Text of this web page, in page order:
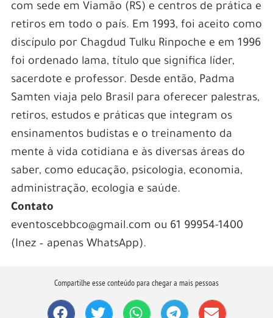
com sede em Viamão (RS) e centros de prática e
retiros em todo o país. Em 1993, foi aceito como
discípulo por Chagdud Tulku Rinpoche e em 1996
foi ordenado lama, título que significa líder,
sacerdote e professor. Desde então, Padma
Samten viaja pelo Brasil para oferecer palestras,
retiros, estudos e práticas que integram os
ensinamentos budistas e o treinamento da
mente à vida cotidiana e às diversas áreas do
saber, como educação, psicologia, economia,
administração, ecologia e saúde.
Contato
eventoscebbco@gmail.com ou 61 99954-1400
(Inez – apenas WhatsApp).
Compartilhe esse conteúdo para chegar a mais pessoas